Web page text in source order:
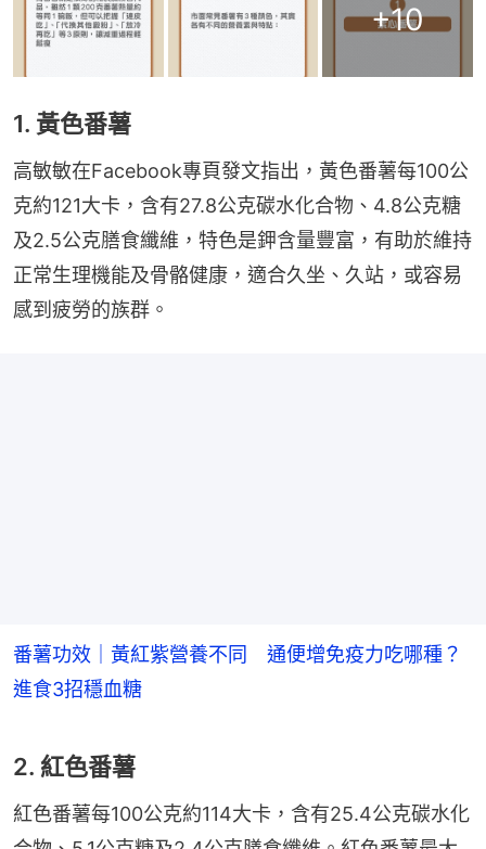
+10
1. 黃色番薯
高敏敏在Facebook專頁發文指出，黃色番薯每100公
克約121大卡，含有27.8公克碳水化合物、4.8公克糖
及2.5公克膳食纖維，特色是鉀含量豐富，有助於維持
正常生理機能及骨骼健康，適合久坐、久站，或容易
感到疲勞的族群。
番薯功效｜黃紅紫營養不同 通便增免疫力吃哪種？
進食3招穩血糖
2. 紅色番薯
紅色番薯每100公克約114大卡，含有25.4公克碳水化